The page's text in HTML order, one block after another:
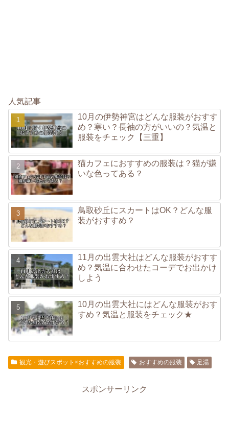
人気記事
10月の伊勢神宮はどんな服装がおすす
め？寒い？長袖の方がいいの？気温と
服装をチェック【三重】
猫カフェにおすすめの服装は？猫が嫌
いな色ってある？
鳥取砂丘にスカートはOK？どんな服
装がおすすめ？
11月の出雲大社はどんな服装がおすす
め？気温に合わせたコーデでお出かけ
しよう
10月の出雲大社にはどんな服装がおす
すめ？気温と服装をチェック★
観光・遊びスポット×おすすめの服装 おすすめの服装 足湯
スポンサーリンク